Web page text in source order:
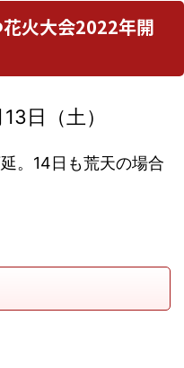
花火大会2022年開
日（土）
。14日も荒天の場合